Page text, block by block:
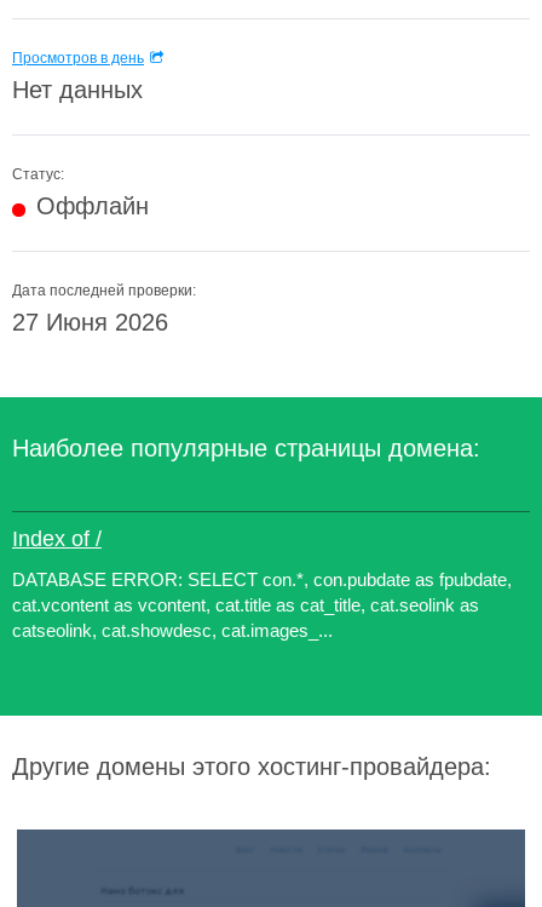
Просмотров в день
Нет данных
Статус:
Оффлайн
Дата последней проверки:
27 Июня 2026
Наиболее популярные страницы домена:
Index of /
DATABASE ERROR: SELECT con.*, con.pubdate as fpubdate,
cat.vcontent as vcontent, cat.title as cat_title, cat.seolink as
catseolink, cat.showdesc, cat.images_...
Другие домены этого хостинг-провайдера: